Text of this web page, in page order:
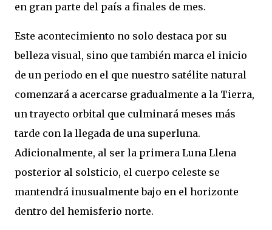
en gran parte del país a finales de mes.
Este acontecimiento no solo destaca por su
belleza visual, sino que también marca el inicio
de un periodo en el que nuestro satélite natural
comenzará a acercarse gradualmente a la Tierra,
un trayecto orbital que culminará meses más
tarde con la llegada de una superluna.
Adicionalmente, al ser la primera Luna Llena
posterior al solsticio, el cuerpo celeste se
mantendrá inusualmente bajo en el horizonte
dentro del hemisferio norte.